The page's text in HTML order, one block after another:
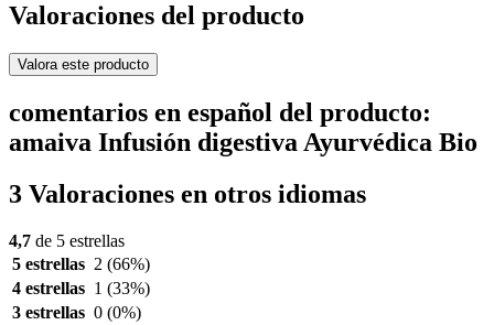
Valoraciones del producto
Valora este producto
comentarios en español del producto:
amaiva Infusión digestiva Ayurvédica Bio
3 Valoraciones en otros idiomas
4,7 de 5 estrellas
5 estrellas 2 (66%)
4 estrellas 1 (33%)
3 estrellas 0 (0%)